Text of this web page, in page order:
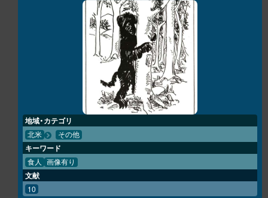
地域・カテゴリ
北米 その他
キーワード
食人 画像有り
文献
10